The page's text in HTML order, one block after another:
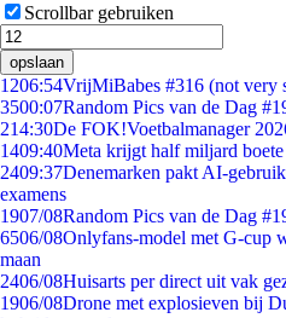
Scrollbar gebruiken
opslaan
1206:54VrijMiBabes #316 (not very
3500:07Random Pics van de Dag
214:30De FOK!Voetbalmanager
1409:40Meta krijgt half miljard
2409:37Denemarken pakt AI-
examens
1907/08Random Pics van de Dag
6506/08Onlyfans-model met G-cup
maan
2406/08Huisarts per direct uit vak
1906/08Drone met explosieven bij